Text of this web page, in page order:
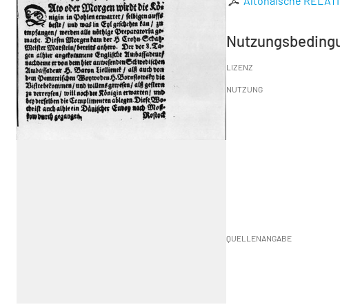
LIZENZ
NUTZUNG
QUELLENANGABE